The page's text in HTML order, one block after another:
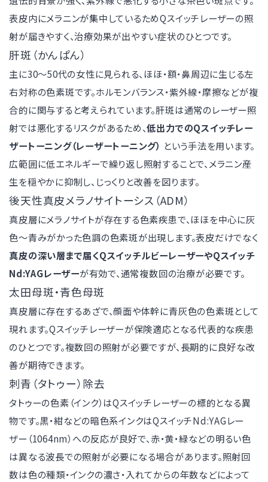
表皮内にメラニンが集中しているためQスイッチレーザーの照
射が届きやすく、治療効果が出やすい症状のひとつです。
肝斑（かんぱん）
主に30〜50代の女性に見られる、ほほ・額・鼻周辺に生じる左
右対称の色素斑です。ホルモンバランス・紫外線・摩擦などが複
合的に関与すると考えられています。肝斑は通常のレーザー照
射では悪化するリスクがあるため、低出力でのQスイッチレー
ザートーニング（レーザートーニング） という手法を用います。
広範囲に低エネルギーで繰り返し照射することで、メラニン産
生を穏やかに抑制し、じっくりと改善を図ります。
後天性真皮メラノサイトーシス（ADM）
真皮層にメラノサイトが存在する色素疾患で、ほほを中心に灰
色〜青みがかった色調の色素斑が出現します。表皮だけでなく
真皮の深い層まで届くQスイッチルビーレーザーやQスイッチ
Nd:YAGレーザーが有効で、通常複数回の治療が必要です。
太田母斑・青色母斑
真皮層に存在するあざで、顔面や体幹に青灰色の色素斑として
現れます。Qスイッチレーザーが保険適応となる代表的な疾患
のひとつです。複数回の照射が必要ですが、長期的に良好な改
善が期待できます。
刺青（タトゥー）除去
タトゥーの色素（インク）はQスイッチレーザーの標的となる異
物です。黒・紺などの暗色系インクはQスイッチNd:YAGレー
ザー（1064nm）への反応が良好で、赤・黄・緑などの明るい色
は異なる波長での照射が必要になる場合があります。照射回
数は色の種類・インクの濃さ・入れてからの年数などによって